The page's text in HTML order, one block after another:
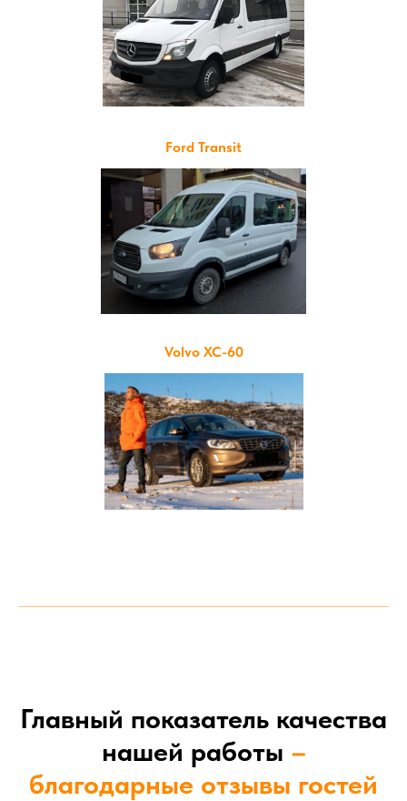
Ford Transit
Volvo XC-60
Главный показатель качества
нашей работы –
благодарные отзывы гостей